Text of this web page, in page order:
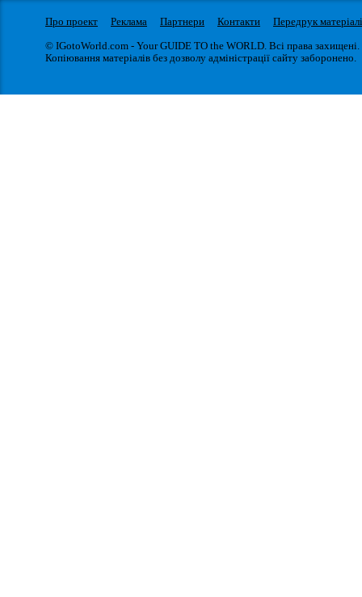
Про проект Реклама Партнери Контакти
Передрук
© IGotoWorld.com - Your GUIDE TO the WORLD. Всі права захищені.
Копіювання матеріалів без дозволу адміністрації сайту заборонено.